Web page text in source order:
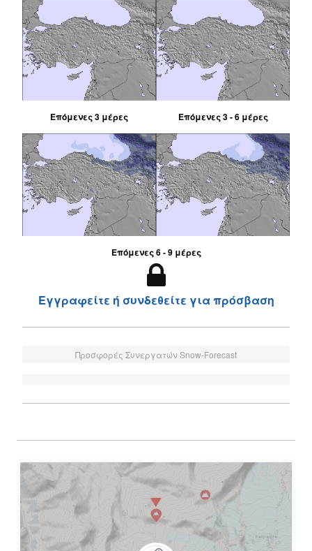
Επόμενες 3 μέρες Επόμενες 3 - 6 μέρες
Επόμενες 6 - 9 μέρες
Εγγραφείτε ή συνδεθείτε για πρόσβαση
Προσφορές Συνεργατών Snow-Forecast